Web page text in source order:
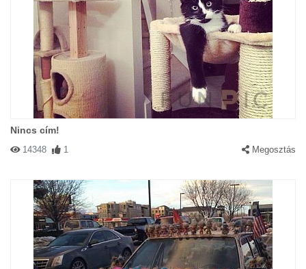
Nincs cím!
14348 1 Megosztás